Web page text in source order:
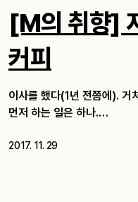
[M의 취향]
커피
이사를 했다(1년 전쯤에). 거
먼저 하는 일은 하나.…
2017. 11. 29